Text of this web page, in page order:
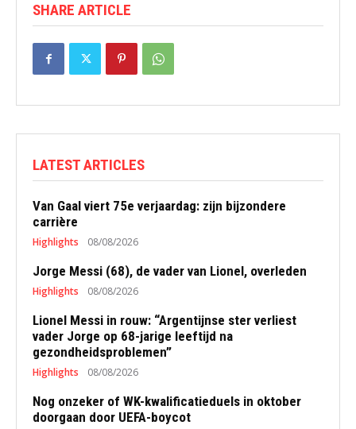
SHARE ARTICLE
LATEST ARTICLES
Van Gaal viert 75e verjaardag: zijn bijzondere
carrière
Highlights 08/08/2026
Jorge Messi (68), de vader van Lionel, overleden
Highlights 08/08/2026
Lionel Messi in rouw: “Argentijnse ster verliest
vader Jorge op 68-jarige leeftijd na
gezondheidsproblemen”
Highlights 08/08/2026
Nog onzeker of WK-kwalificatieduels in oktober
doorgaan door UEFA-boycot